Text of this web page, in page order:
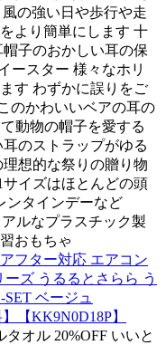
の強い日や歩行や走
より簡単にします 十
子のおかしい耳の保
ースター 様々なホリ
す わずかに誤りをご
のかわいいベアの耳の
動物の帽子を愛する
のストラップがゆる
想的な祭りの贈り物
イズはほとんどの頭
ンタインデーなど
アルなプラスチック製
おもちゃ
フター対応 エアコン
ズ うるるとさらら う
ベージュ
【KK9N0D18P】
オル 20%OFF いいと